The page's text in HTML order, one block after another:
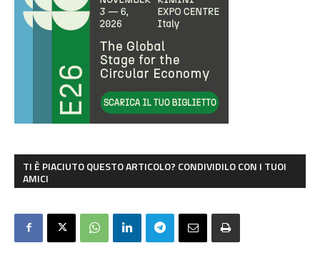
TI È PIACIUTO QUESTO ARTICOLO? CONDIVIDILO CON I TUOI
AMICI